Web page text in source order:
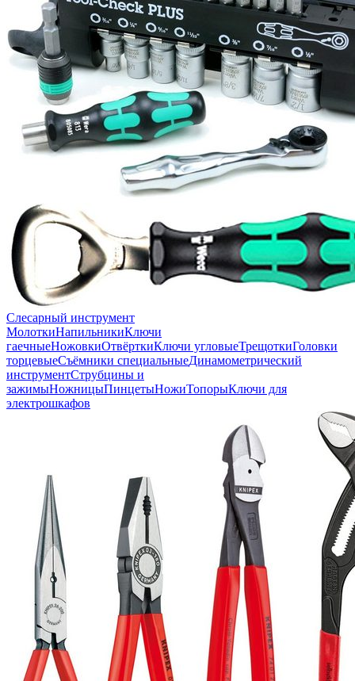
Слесарный инструмент
МолоткиНапильникиКлючи
гаечныеНожовкиОтвёрткиКлючи угловыеТрещоткиГоловки
торцевыеСъёмники специальныеДинамометрический
инструментСтрубцины и
зажимыНожницыПинцетыНожиТопорыКлючи для
электрошкафов